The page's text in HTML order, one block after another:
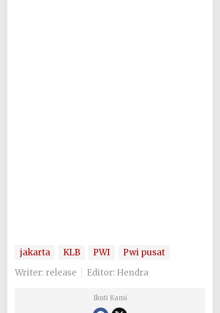
jakarta KLB PWI
Pwi pusat
Writer: release
Editor: Hendra
Ikuti Kami